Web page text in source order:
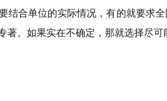
结合单位的实际情况，有的就要求
。如果实在不确定，那就选择尽可